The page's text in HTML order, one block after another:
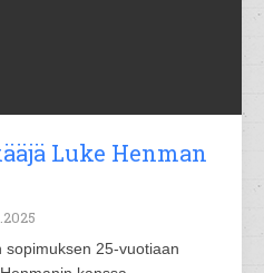
Luke Henman
sopimuksen 25-vuotiaan